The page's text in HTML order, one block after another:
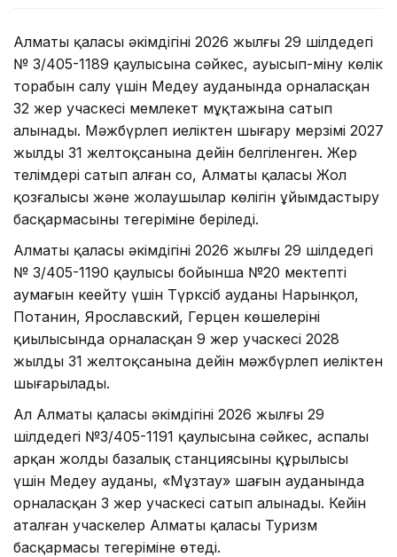
Алматы қаласы әкімдігінің 2026 жылғы 29 шілдедегі
№ 3/405-1189 қаулысына сәйкес, ауысып-міну көлік
торабын салу үшін Медеу ауданында орналасқан
32 жер учаскесі мемлекет мұқтажына сатып
алынады. Мәжбүрлеп иеліктен шығару мерзімі 2027
жылдың 31 желтоқсанына дейін белгіленген. Жер
телімдері сатып алған соң, Алматы қаласы Жол
қозғалысы және жолаушылар көлігін ұйымдастыру
басқармасының теңгеріміне беріледі.
Алматы қаласы әкімдігінің 2026 жылғы 29 шілдедегі
№ 3/405-1190 қаулысы бойынша №20 мектептің
аумағын кеңейту үшін Түрксіб ауданы Нарынқол,
Потанин, Ярославский, Герцен көшелерінің
қиылысында орналасқан 9 жер учаскесі 2028
жылдың 31 желтоқсанына дейін мәжбүрлеп иеліктен
шығарылады.
Ал Алматы қаласы әкімдігінің 2026 жылғы 29
шілдедегі №3/405-1191 қаулысына сәйкес, аспалы
арқан жолдың базалық станциясының құрылысы
үшін Медеу ауданы, «Мұзтау» шағын ауданында
орналасқан 3 жер учаскесі сатып алынады. Кейін
аталған учаскелер Алматы қаласы Туризм
басқармасы теңгеріміне өтеді.